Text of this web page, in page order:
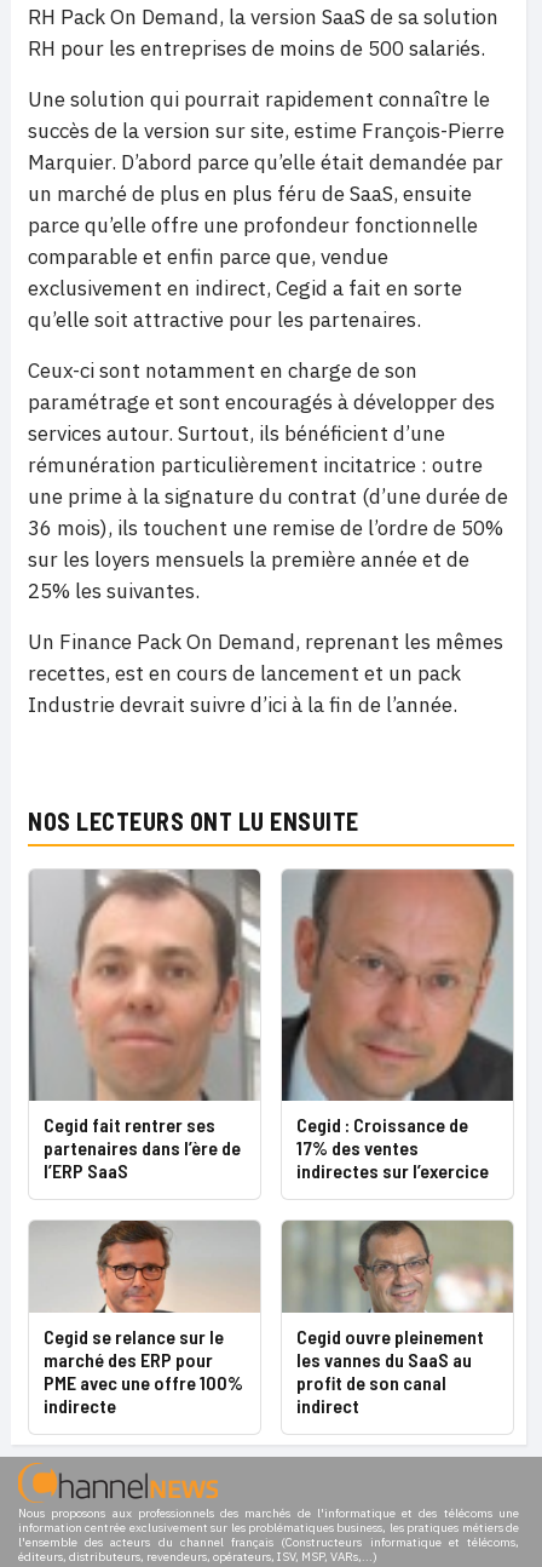
RH Pack On Demand, la version SaaS de sa solution
RH pour les entreprises de moins de 500 salariés.
Une solution qui pourrait rapidement connaître le
succès de la version sur site, estime François-Pierre
Marquier. D’abord parce qu’elle était demandée par
un marché de plus en plus féru de SaaS, ensuite
parce qu’elle offre une profondeur fonctionnelle
comparable et enfin parce que, vendue
exclusivement en indirect, Cegid a fait en sorte
qu’elle soit attractive pour les partenaires.
Ceux-ci sont notamment en charge de son
paramétrage et sont encouragés à développer des
services autour. Surtout, ils bénéficient d’une
rémunération particulièrement incitatrice : outre
une prime à la signature du contrat (d’une durée de
36 mois), ils touchent une remise de l’ordre de 50%
sur les loyers mensuels la première année et de
25% les suivantes.
Un Finance Pack On Demand, reprenant les mêmes
recettes, est en cours de lancement et un pack
Industrie devrait suivre d’ici à la fin de l’année.
NOS LECTEURS ONT LU ENSUITE
Cegid fait rentrer ses
partenaires dans l’ère de
l’ERP SaaS
Cegid : Croissance de
17% des ventes
indirectes sur l’exercice
Cegid se relance sur le
marché des ERP pour
PME avec une offre 100%
indirecte
Cegid ouvre pleinement
les vannes du SaaS au
profit de son canal
indirect
Nous proposons aux professionnels des marchés de l'informatique et des télécoms une
information centrée exclusivement sur les problématiques business, les pratiques métiers de
l'ensemble des acteurs du channel français (Constructeurs informatique et télécoms,
éditeurs, distributeurs, revendeurs, opérateurs, ISV, MSP, VARs,...)